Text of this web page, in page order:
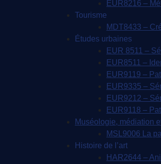
EUR8216 –
Tourisme
MDT8433 –
Études urbaines
EUR 8511 –
EUR8511 –
EUR9119 –
EUR9335 –
EUR9212 –
EUR9118 –
Muséologie, médiation
MSL9006 La
Histoire de l’art
HAR2644 –